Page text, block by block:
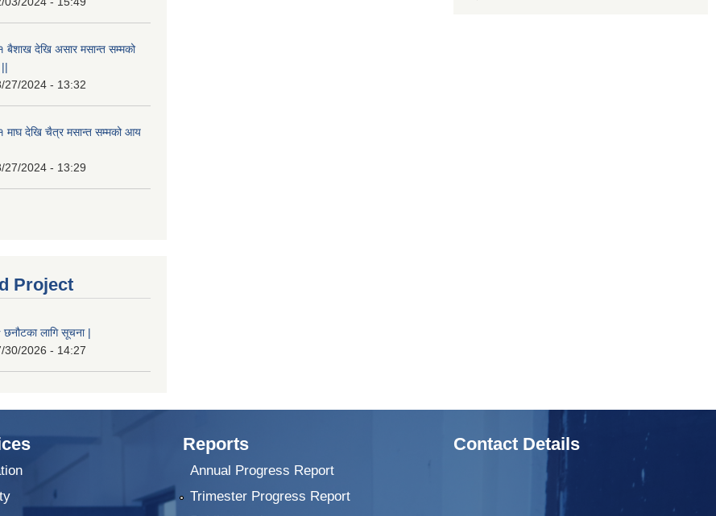
देखि असार मसान्त सम्मको
27/2024 - 13:32
देखि चैत्र मसान्त सम्मको आय
27/2024 - 13:29
Project
लागि सूचना |
30/2026 - 14:27
Reports
Annual Progress Report
Trimester Progress Report
Contact Details